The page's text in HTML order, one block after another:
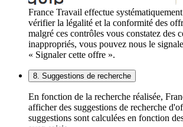
France Travail effectue
vérifier la légalité et la conformité des
malgré ces contrôles vous constatez des
inappropriés, vous pouvez nous le
« Signaler cette offre ».
8. Suggestions de recherche
En fonction de la recherche réalisée,
afficher des suggestions de recherche
suggestions sont calculées en fonction